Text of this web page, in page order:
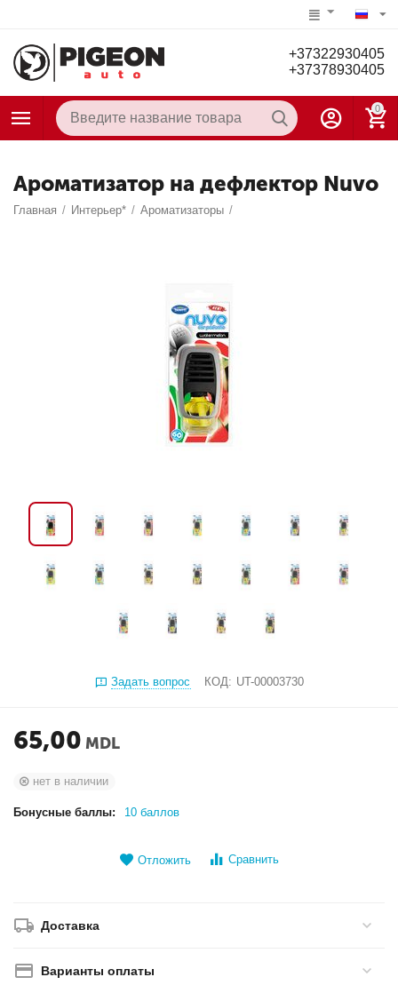
+37322930405
+37378930405
0
Ароматизатор на дефлектор Nuvo
Главная / Интерьер* / Ароматизаторы /
Задать вопрос КОД: UT-00003730
65,00 MDL
нет в наличии
Бонусные баллы: 10 баллов
Отложить Сравнить
Доставка
Варианты оплаты